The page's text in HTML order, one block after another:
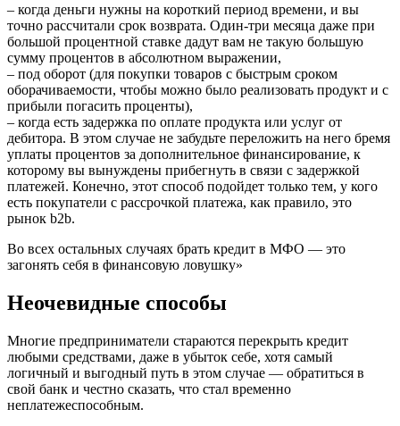
– когда деньги нужны на короткий период времени, и вы
точно рассчитали срок возврата. Один-три месяца даже при
большой процентной ставке дадут вам не такую большую
сумму процентов в абсолютном выражении,
– под оборот (для покупки товаров с быстрым сроком
оборачиваемости, чтобы можно было реализовать продукт и с
прибыли погасить проценты),
– когда есть задержка по оплате продукта или услуг от
дебитора. В этом случае не забудьте переложить на него бремя
уплаты процентов за дополнительное финансирование, к
которому вы вынуждены прибегнуть в связи с задержкой
платежей. Конечно, этот способ подойдет только тем, у кого
есть покупатели с рассрочкой платежа, как правило, это
рынок b2b.
Во всех остальных случаях брать кредит в МФО — это
загонять себя в финансовую ловушку»
Неочевидные способы
Многие предприниматели стараются перекрыть кредит
любыми средствами, даже в убыток себе, хотя самый
логичный и выгодный путь в этом случае — обратиться в
свой банк и честно сказать, что стал временно
неплатежеспособным.